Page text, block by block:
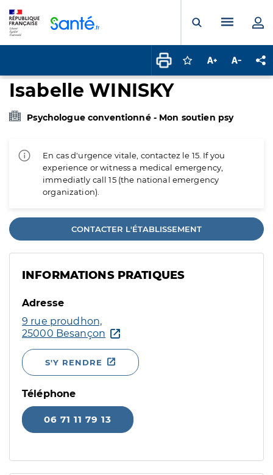
Ouvrir laMenu
Connectez-vous
Augmenter la
Isabelle WINISKY
Psychologue conventionné - Mon soutien psy
En cas d'urgence vitale, contactez le 15. If you
experience or witness a medical emergency,
immediatly call 15 (the national emergency
organization).
CONTACTER L'ÉTABLISSEMENT
INFORMATIONS PRATIQUES
Adresse
9 rue proudhon,
25000 Besançon
S'Y RENDRE
Téléphone
06 71 11 79 13